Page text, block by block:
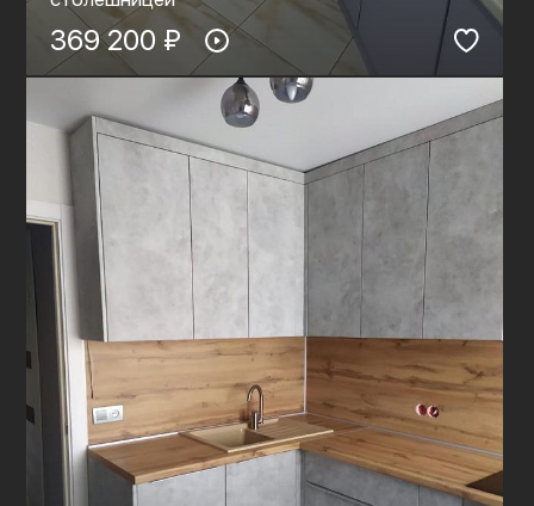
369 200 ₽